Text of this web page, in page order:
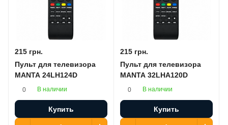
215 грн.
Пульт для телевизора
MANTA 24LH124D
0 В наличии
Купить
215 грн.
Пульт для телевизора
MANTA 32LHA120D
0 В наличии
Купить